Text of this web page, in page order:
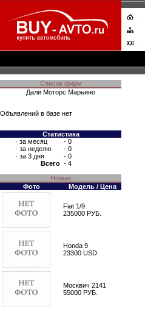
Список фирм
Дали Моторс Марьино
Объявлений в базе нет
Статистика
· за месяц
- 0
· за неделю
- 0
· за 3 дня
- 0
Всего - 4
· Новые ·
Фото
Модель / Цена
Fiat 1/9
235000 РУБ.
Honda 9
23300 USD
Москвич 2141
55000 РУБ.